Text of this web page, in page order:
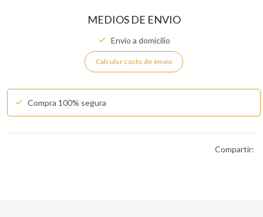
MEDIOS DE ENVIO
Envío a domicilio
Calcular costo de envío
Compra 100% segura
Compartir: